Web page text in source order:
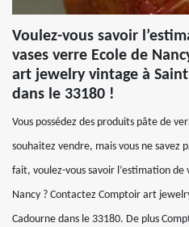
Voulez-vous savoir
vases verre Ecole de
art jewelry vintage à
dans le 33180 !
Vous possédez des produits pâte de
souhaitez vendre, mais vous ne savez
fait, voulez-vous savoir l’estimation de
Nancy ? Contactez Comptoir art
Cadourne dans le 33180. De plus